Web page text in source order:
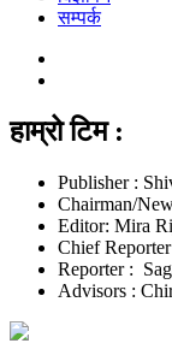
सम्पर्क
हाम्रो टिम :
Publisher :
Chairman/
Editor: Mira
Chief
Reporter :
Advisors :